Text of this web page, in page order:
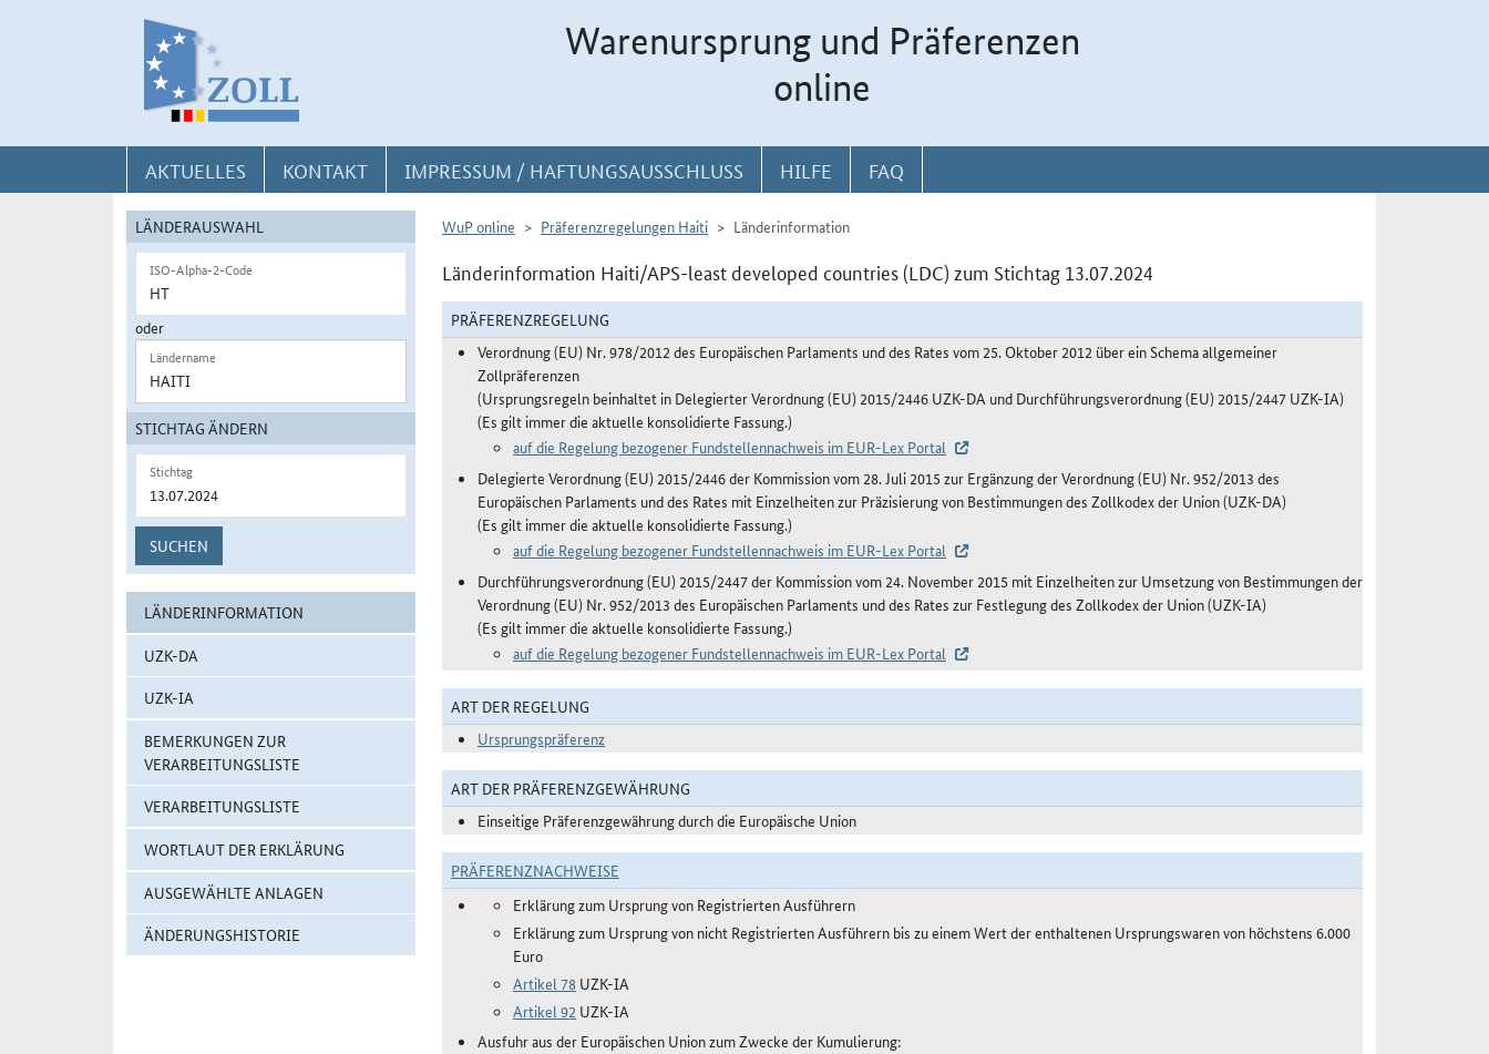
Warenursprung und Präferenzen
online
AKTUELLES KONTAKT IMPRESSUM / HAFTUNGSAUSSCHLUSS HILFE FAQ
LÄNDERAUSWAHL
ISO-Alpha-2-Code
oder
Ländername
STICHTAG ÄNDERN
Stichtag
SUCHEN
LÄNDERINFORMATION
UZK-DA
UZK-IA
BEMERKUNGEN ZUR
VERARBEITUNGSLISTE
VERARBEITUNGSLISTE
WORTLAUT DER ERKLÄRUNG
AUSGEWÄHLTE ANLAGEN
ÄNDERUNGSHISTORIE
WuP online Präferenzregelungen Haiti Länderinformation
Länderinformation Haiti/APS-least developed countries (LDC) zum Stichtag 13.07.2024
PRÄFERENZREGELUNG
Verordnung (EU) Nr. 978/2012 des Europäischen Parlaments und des Rates vom 25. Oktober 2012 über ein Schema allgemeiner
Zollpräferenzen
(Ursprungsregeln beinhaltet in Delegierter Verordnung (EU) 2015/2446 UZK-DA und Durchführungsverordnung (EU) 2015/2447 UZK-IA)
(Es gilt immer die aktuelle konsolidierte Fassung.)
auf die Regelung bezogener Fundstellennachweis im EUR-Lex Portal
Delegierte Verordnung (EU) 2015/2446 der Kommission vom 28. Juli 2015 zur Ergänzung der Verordnung (EU) Nr. 952/2013 des
Europäischen Parlaments und des Rates mit Einzelheiten zur Präzisierung von Bestimmungen des Zollkodex der Union (UZK-DA)
(Es gilt immer die aktuelle konsolidierte Fassung.)
auf die Regelung bezogener Fundstellennachweis im EUR-Lex Portal
Durchführungsverordnung (EU) 2015/2447 der Kommission vom 24. November 2015 mit Einzelheiten zur Umsetzung von Bestimmungen der
Verordnung (EU) Nr. 952/2013 des Europäischen Parlaments und des Rates zur Festlegung des Zollkodex der Union (UZK-IA)
(Es gilt immer die aktuelle konsolidierte Fassung.)
auf die Regelung bezogener Fundstellennachweis im EUR-Lex Portal
ART DER REGELUNG
Ursprungspräferenz
ART DER PRÄFERENZGEWÄHRUNG
Einseitige Präferenzgewährung durch die Europäische Union
PRÄFERENZNACHWEISE
Erklärung zum Ursprung von Registrierten Ausführern
Erklärung zum Ursprung von nicht Registrierten Ausführern bis zu einem Wert der enthaltenen Ursprungswaren von höchstens 6.000
Euro
Artikel 78 UZK-IA
Artikel 92 UZK-IA
Ausfuhr aus der Europäischen Union zum Zwecke der Kumulierung: